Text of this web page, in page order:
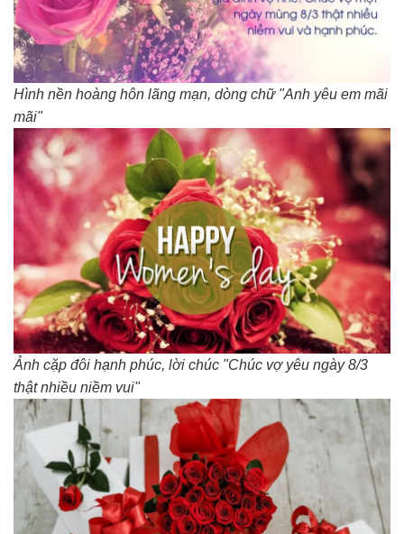
Hình nền hoàng hôn lãng mạn, dòng chữ "Anh yêu em mãi
mãi"
Ảnh cặp đôi hạnh phúc, lời chúc "Chúc vợ yêu ngày 8/3
thật nhiều niềm vui"